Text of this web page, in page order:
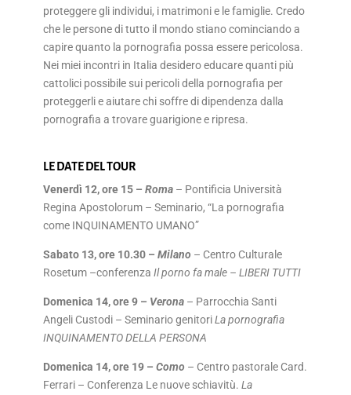
proteggere gli individui, i matrimoni e le famiglie. Credo
che le persone di tutto il mondo stiano cominciando a
capire quanto la pornografia possa essere pericolosa.
Nei miei incontri in Italia desidero educare quanti più
cattolici possibile sui pericoli della pornografia per
proteggerli e aiutare chi soffre di dipendenza dalla
pornografia a trovare guarigione e ripresa.
LE DATE DEL TOUR
Venerdì 12, ore 15 – Roma– Pontificia Università
Regina Apostolorum – Seminario, “La pornografia
come INQUINAMENTO UMANO”
Sabato 13, ore 10.30 – Milano – Centro Culturale
Rosetum –conferenza Il porno fa male – LIBERI TUTTI
Domenica 14, ore 9 – Verona– Parrocchia Santi
Angeli Custodi – Seminario genitoriLa pornografia
INQUINAMENTO DELLA PERSONA
Domenica 14, ore 19 – Como – Centro pastorale Card.
Ferrari – Conferenza Le nuove schiavitù. La